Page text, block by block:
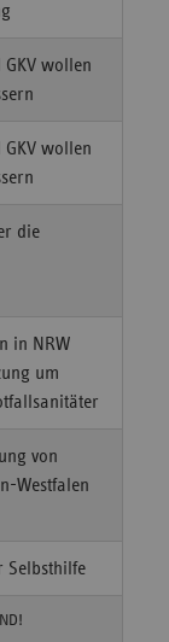
GKV wollen
GKV wollen
die
in NRW
um
von
Westfalen
Selbsthilfe